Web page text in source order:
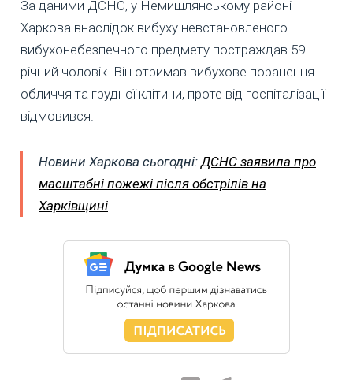
За даними ДСНС, у Немишлянському районі
Харкова внаслідок вибуху невстановленого
вибухонебезпечного предмету постраждав 59-
річний чоловік. Він отримав вибухове поранення
обличчя та грудної клітини, проте від госпіталізації
відмовився.
Новини Харкова сьогодні:ДСНС заявила про
масштабні пожежі після обстрілів на
Харківщині